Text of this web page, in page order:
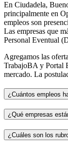
En Ciudadela,
principalmente en
empleos son
Las empresas que
Personal Eventual
Agregamos las
TrabajoBA y Portal
mercado. La
¿Cuántos empleos
¿Qué empresas
¿Cuáles son los